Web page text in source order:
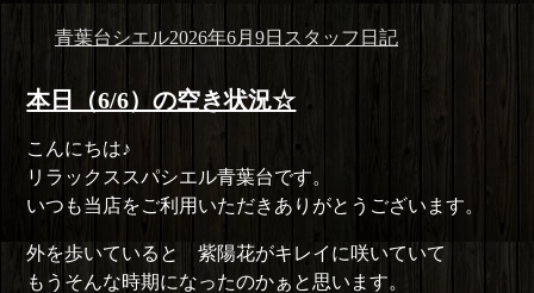
投
者
青葉台シエル投
日:
2026年6月9日 カ
ゴ
スタッフ日記
本日（6/6）の空き状況☆
こんにちは♪
リラックススパシエル青葉台です。
いつも当店をご利用いただきありがとうございます。
外を歩いていると 紫陽花がキレイに咲いていて
もうそんな時期になったのかぁと思います。